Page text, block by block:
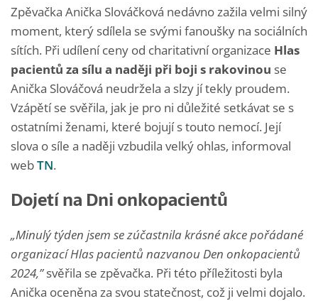
Zpěvačka Anička Slováčková nedávno zažila velmi silný
moment, který sdílela se svými fanoušky na sociálních
sítích. Při udílení ceny od charitativní organizace Hlas
pacientů za sílu a naději při boji s rakovinou se
Anička Slováčová neudržela a slzy jí tekly proudem.
Vzápětí se svěřila, jak je pro ni důležité setkávat se s
ostatními ženami, které bojují s touto nemocí. Její
slova o síle a naději vzbudila velký ohlas, informoval
webTN.
Dojetí na Dni onkopacientů
„Minulý týden jsem se zúčastnila krásné akce pořádané
organizací Hlas pacientů nazvanou Den onkopacientů
2024,”svěřila se zpěvačka. Při této příležitosti byla
Anička oceněna za svou statečnost, což ji velmi dojalo.